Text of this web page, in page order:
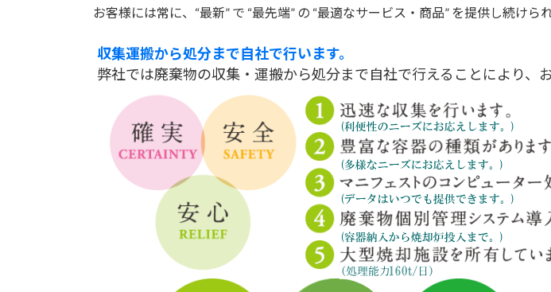
お客様には常に、“最新” で “最先端” の “最適なサービス・商品” を提供し続けら
収集運搬から処分まで自社で行います。
弊社では廃棄物の収集・運搬から処分まで自社で行えることにより、